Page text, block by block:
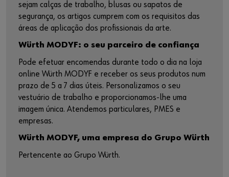
sejam calças de trabalho, blusas ou sapatos de
segurança, os artigos cumprem com os requisitos das
áreas de aplicação dos profissionais da arte.
Würth MODYF: o seu parceiro de confiança
Pode efetuar encomendas durante todo o dia na loja
online Würth MODYF e receber os seus produtos num
prazo de 5 a 7 dias úteis. Personalizamos o seu
vestuário de trabalho e proporcionamos-lhe uma
imagem única. Atendemos particulares, PMES e
empresas.
Würth MODYF, uma empresa do Grupo Würth
Pertencente ao Grupo Würth.